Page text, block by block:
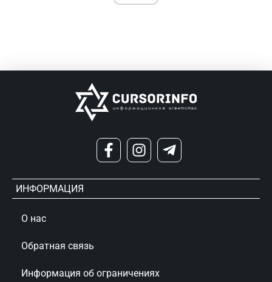
ИНФОРМАЦИЯ
О нас
Обратная связь
Информация об ограничениях